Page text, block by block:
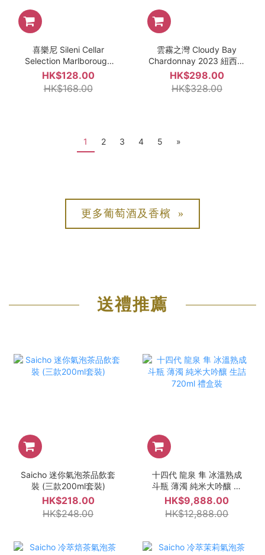
喜樂尼 Sileni Cellar
Selection Marlborough
Sauvignon Blanc 2025
紐西蘭白酒 750ml
HK$128.00
HK$168.00
雲霧之灣 Cloudy Bay
Chardonnay 2023 紐西蘭
白酒 750ml
HK$298.00
HK$328.00
1 2 3 4 5 »
更多葡萄酒及香檳 »
送禮推薦
Saicho 迷你氣泡茶品飲套
裝 (三款200ml套裝)
HK$218.00
HK$248.00
十四代 龍泉 隼 冰溫熟成
斗瓶 薄濁 純米大吟釀 生
詰 720ml 禮盒裝
HK$9,888.00
HK$12,888.00